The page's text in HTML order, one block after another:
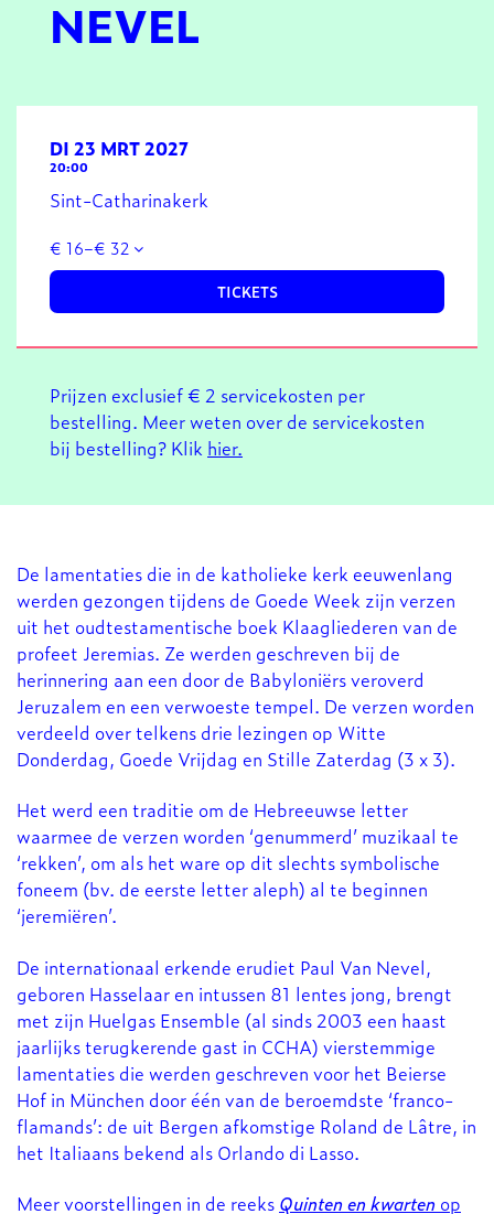
NEVEL
DI 23 MRT 2027
20:00
Sint-Catharinakerk
€ 16–€ 32
TICKETS
Prijzen exclusief € 2 servicekosten per
bestelling. Meer weten over de servicekosten
bij bestelling? Klik hier.
De lamentaties die in de katholieke kerk eeuwenlang
werden gezongen tijdens de Goede Week zijn verzen
uit het oudtestamentische boek Klaagliederen van de
profeet Jeremias. Ze werden geschreven bij de
herinnering aan een door de Babyloniërs veroverd
Jeruzalem en een verwoeste tempel. De verzen worden
verdeeld over telkens drie lezingen op Witte
Donderdag, Goede Vrijdag en Stille Zaterdag (3 x 3).
Het werd een traditie om de Hebreeuwse letter
waarmee de verzen worden ‘genummerd’ muzikaal te
‘rekken’, om als het ware op dit slechts symbolische
foneem (bv. de eerste letter aleph) al te beginnen
‘jeremiëren’.
De internationaal erkende erudiet Paul Van Nevel,
geboren Hasselaar en intussen 81 lentes jong, brengt
met zijn Huelgas Ensemble (al sinds 2003 een haast
jaarlijks terugkerende gast in CCHA) vierstemmige
lamentaties die werden geschreven voor het Beierse
Hof in München door één van de beroemdste ‘franco-
flamands’: de uit Bergen afkomstige Roland de Lâtre, in
het Italiaans bekend als Orlando di Lasso.
Meer voorstellingen in de reeks Quinten en kwarten op